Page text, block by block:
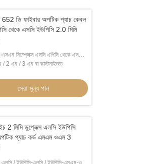
ডি ফাইবার অপটিক প্যাচ কেবল
থেকে এসসি ইউপিসি 2.0 মিমি
এসএম সিম্প্লেক্স এসসি এপিসি থেকে এসসি
মিমি / 3.0 মিমি
/ 2 এম / 3 এম বা কাস্টমাইজড
সেরা মূল্য পান
2 মিমি ডুপ্লেক্স এলসি ইউপিসি
প্যাচ কর্ড এমএম ওএম 3
এলসি / ইউপিসি-এলসি / ইউপিসি-এমএম-ওএম